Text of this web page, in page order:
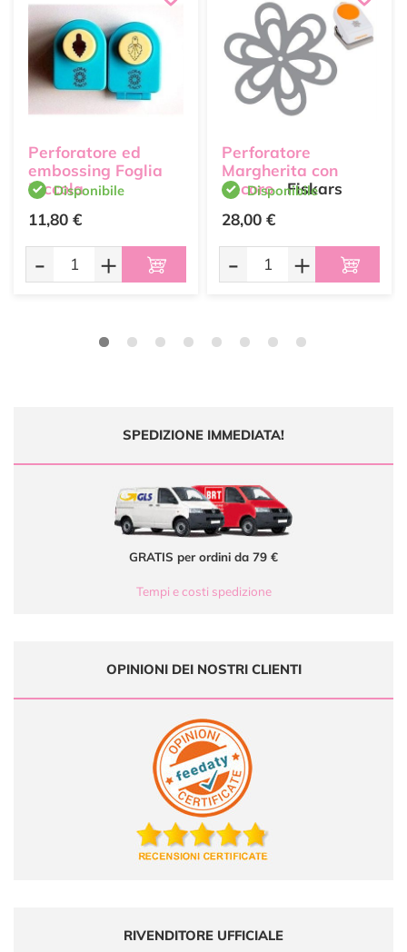
Perforatore ed
embossing Foglia
Piccola
Disponibile
11,80 €
- +
Perforatore
Margherita con
decoro Fiskars
Disponibile
28,00 €
- +
SPEDIZIONE IMMEDIATA!
GRATIS per ordini da 79 €
Tempi e costi spedizione
OPINIONI DEI NOSTRI CLIENTI
RIVENDITORE UFFICIALE